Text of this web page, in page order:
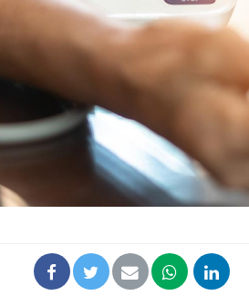
elle enfin ?
Pourquoi votre ventre
gâche-t-il les premiers
jours de vos vacances ?
Fortes chaleurs :
pourquoi le risque de
noyade grimpe-t-il ?